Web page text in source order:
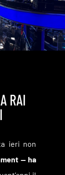
RAI
ieri non
— ha